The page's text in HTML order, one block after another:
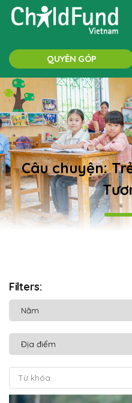
QUYÊN GÓP
Câu chuyện:
Filters: